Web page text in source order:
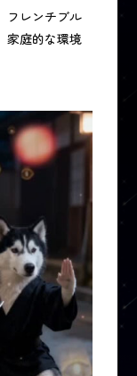
フレンチブル
家庭的な環境